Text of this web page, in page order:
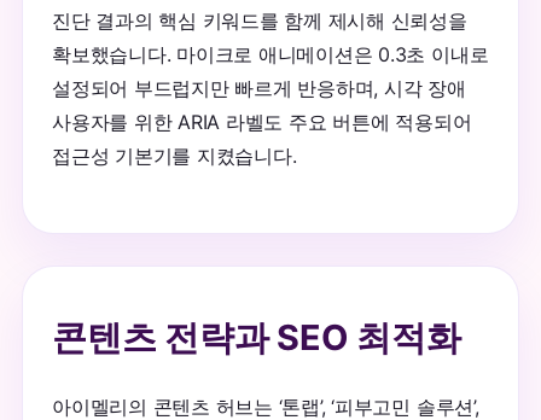
진단 결과의 핵심 키워드를 함께 제시해 신뢰성을
확보했습니다. 마이크로 애니메이션은 0.3초 이내로
설정되어 부드럽지만 빠르게 반응하며, 시각 장애
사용자를 위한 ARIA 라벨도 주요 버튼에 적용되어
접근성 기본기를 지켰습니다.
콘텐츠 전략과 SEO 최적화
아이멜리의 콘텐츠 허브는 ‘톤랩’, ‘피부고민 솔루션’,